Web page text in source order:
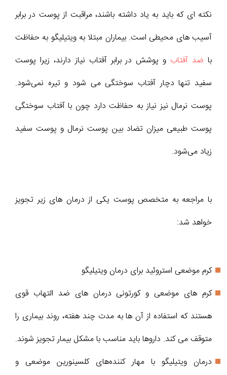
نکته ای که باید به یاد داشته باشند، مراقبت از پوست در برابر
آسیب های محیطی است. بیماران مبتلا به ویتیلیگو به حفاظت
با ضد آفتاب و پوشش در برابر آفتاب نیاز دارند، زیرا پوست
سفید تنها دچار آفتاب سوختگی می شود و تیره نمی‌شود.
پوست نرمال نیز نیاز به حفاظت دارد چون با آفتاب سوختگی
پوست طبیعی میزان تضاد بین پوست نرمال و پوست سفید
زیاد می‌شود.
با مراجعه به متخصص پوست یکی از درمان های زیر تجویز
خواهد شد:
کرم موضعی استروئید برای درمان ویتیلیگو
کرم های موضعی و کورتونی درمان های ضد التهاب قوی
هستند که استفاده از آن ها به مدت چند هفته، روند بیماری را
متوقف می کند. داروها باید مناسب با مشکل بیمار تجویز شوند.
درمان ویتیلیگو با مهار کننده‌های کلسینورین موضعی و